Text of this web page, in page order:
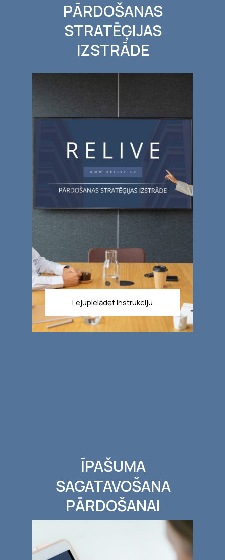
PĀRDOŠANAS
STRATĒĢIJAS
IZSTRĀDE
Lejupielādēt instrukciju
ĪPAŠUMA
SAGATAVOŠANA
PĀRDOŠANAI